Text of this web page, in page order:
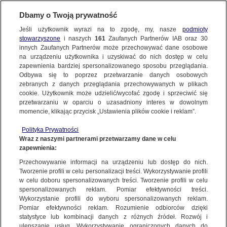
KONTAKT24
Wyślij Materiał
WYŚLIJ MATERIAŁ
NAJNOWSZE
GORĄCE TEMATY
WIĘCEJ
KANAŁY
Dzień dobry!
Jedno konto do wszystkich usług
NAJNOWSZE
MATERIAŁ UŻYTKOWNIKA
powódź Londyn
Dbamy o Twoją prywatność
Jeśli użytkownik wyrazi na to zgodę, my, nasze podmioty
stowarzyszone i naszych 161Zaufanych Partnerów IAB oraz 30
innych Zaufanych Partnerów może przechowywać dane osobowe
na urządzeniu użytkownika i uzyskiwać do nich dostęp w celu
zapewnienia bardziej spersonalizowanego sposobu przeglądania.
Odbywa się to poprzez przetwarzanie danych osobowych
zebranych z danych przeglądania przechowywanych w plikach
cookie. Użytkownik może udzielić/wycofać zgodę i sprzeciwić się
przetwarzaniu w oparciu o uzasadniony interes w dowolnym
momencie, klikając przycisk „Ustawienia plików cookie i reklam”.
Polityka Prywatności
Wraz z naszymi partnerami przetwarzamy dane w celu
zapewnienia:
Przechowywanie informacji na urządzeniu lub dostęp do nich.
Tworzenie profili w celu personalizacji treści. Wykorzystywanie profili
w celu doboru spersonalizowanych treści. Tworzenie profili w celu
spersonalizowanych reklam. Pomiar efektywności treści.
Wykorzystanie profili do wyboru spersonalizowanych reklam.
Pomiar efektywności reklam. Rozumienie odbiorców dzięki
statystyce lub kombinacji danych z różnych źródeł. Rozwój i